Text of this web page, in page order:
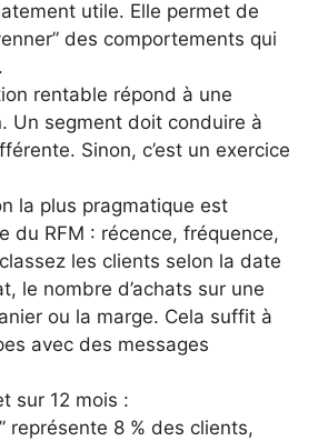
utile. Elle permet de
des comportements qui
rentable répond à une
Un segment doit conduire à
Sinon, c’est un exercice
la plus pragmatique est
du RFM : récence, fréquence,
les clients selon la date
le nombre d’achats sur une
ou la marge. Cela suffit à
avec des messages
sur 12 mois :
représente 8 % des clients,